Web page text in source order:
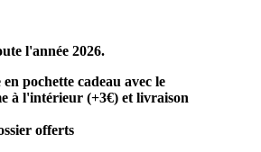
l'année 2026.
pochette cadeau avec le
à l'intérieur (+3€) et livraison
offerts